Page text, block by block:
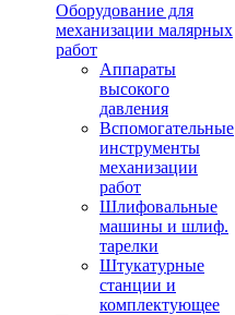
Оборудование для
механизации малярных
работ
Аппараты
высокого
давления
Вспомогательные
инструменты
механизации
работ
Шлифовальные
машины и шлиф.
тарелки
Штукатурные
станции и
комплектующее